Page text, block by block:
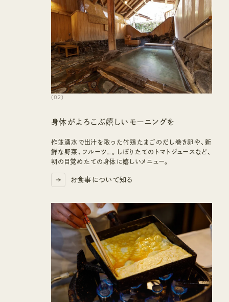
(02)
身体がよろこぶ嬉しいモーニングを
作並湧水で出汁を取った竹鶏たまごのだし巻き卵や、新
鮮な野菜、フルーツ…。しぼりたてのトマトジュースなど、
朝の目覚めたての身体に嬉しいメニュー。
お食事について知る